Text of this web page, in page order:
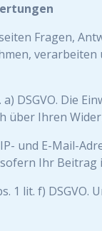
Fragen,
DSGVO. Die
über Ihren
und E-Mail-
Ihr
1 lit. f)